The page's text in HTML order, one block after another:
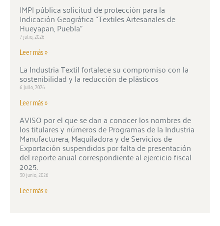
IMPI pública solicitud de protección para la
Indicación Geográfica “Textiles Artesanales de
Hueyapan, Puebla”
7 julio, 2026
Leer más »
La Industria Textil fortalece su compromiso con la
sostenibilidad y la reducción de plásticos
6 julio, 2026
Leer más »
AVISO por el que se dan a conocer los nombres de
los titulares y números de Programas de la Industria
Manufacturera, Maquiladora y de Servicios de
Exportación suspendidos por falta de presentación
del reporte anual correspondiente al ejercicio fiscal
2025.
30 junio, 2026
Leer más »